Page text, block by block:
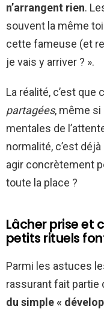
n’arrangent rien.
souvent la même
cette fameuse (et
je vais y arriver ? ».
La réalité, c’est
partagées, même si
mentales de
normalité, c’est
agir concrètement
toute la place ?
Lâcher prise et
petits rituels
Parmi les astuces
rassurant fait partie
du simple «